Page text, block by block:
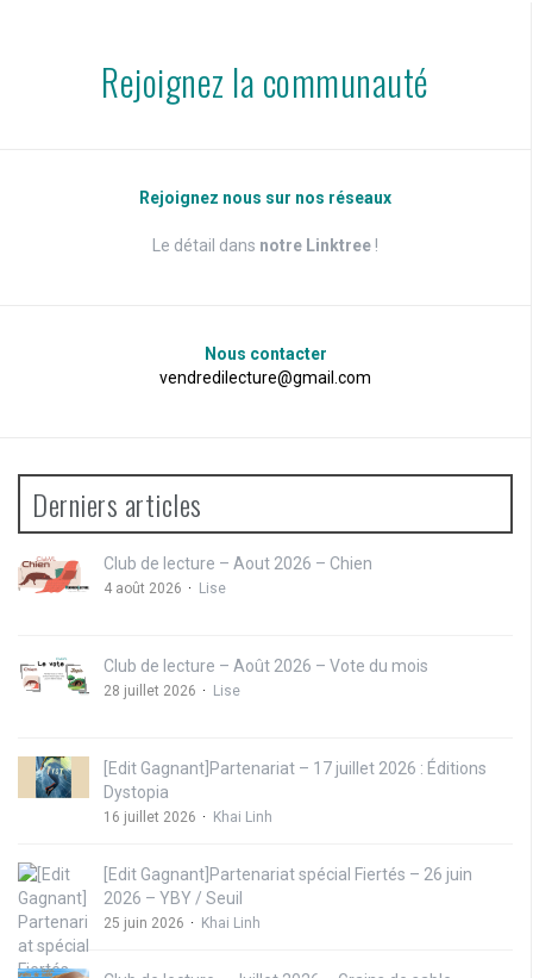
Rejoignez la communauté
Rejoignez nous sur nos réseaux
Le détail dans notre Linktree !
Nous contacter
vendredilecture@gmail.com
Derniers articles
Club de lecture – Aout 2026 – Chien
4 août 2026 Lise
Club de lecture – Août 2026 – Vote du mois
28 juillet 2026 Lise
[Edit Gagnant]Partenariat – 17 juillet 2026 : Éditions
Dystopia
16 juillet 2026 Khai Linh
[Edit Gagnant]Partenariat spécial Fiertés – 26 juin
2026 – YBY / Seuil
25 juin 2026 Khai Linh